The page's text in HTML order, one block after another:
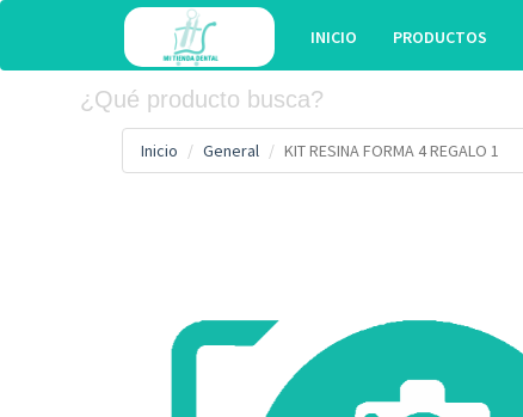
INICIO PRODUCTOS
Inicio General KIT RESINA FORMA 4 REGALO 1